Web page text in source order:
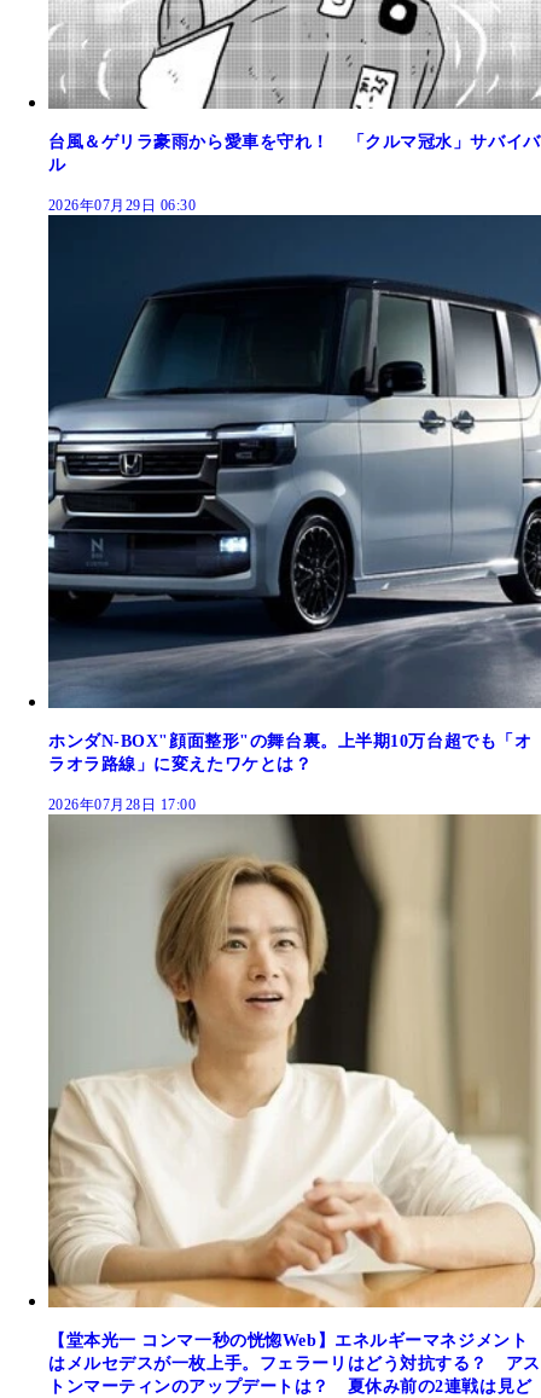
台風＆ゲリラ豪雨から愛車を守れ！ 「クルマ冠水」サバイバ
ル
2026年07月29日 06:30
ホンダN-BOX"顔面整形"の舞台裏。上半期10万台超でも「オ
ラオラ路線」に変えたワケとは？
2026年07月28日 17:00
【堂本光一 コンマ一秒の恍惚Web】エネルギーマネジメント
はメルセデスが一枚上手。フェラーリはどう対抗する？ アス
トンマーティンのアップデートは？ 夏休み前の2連戦は見ど